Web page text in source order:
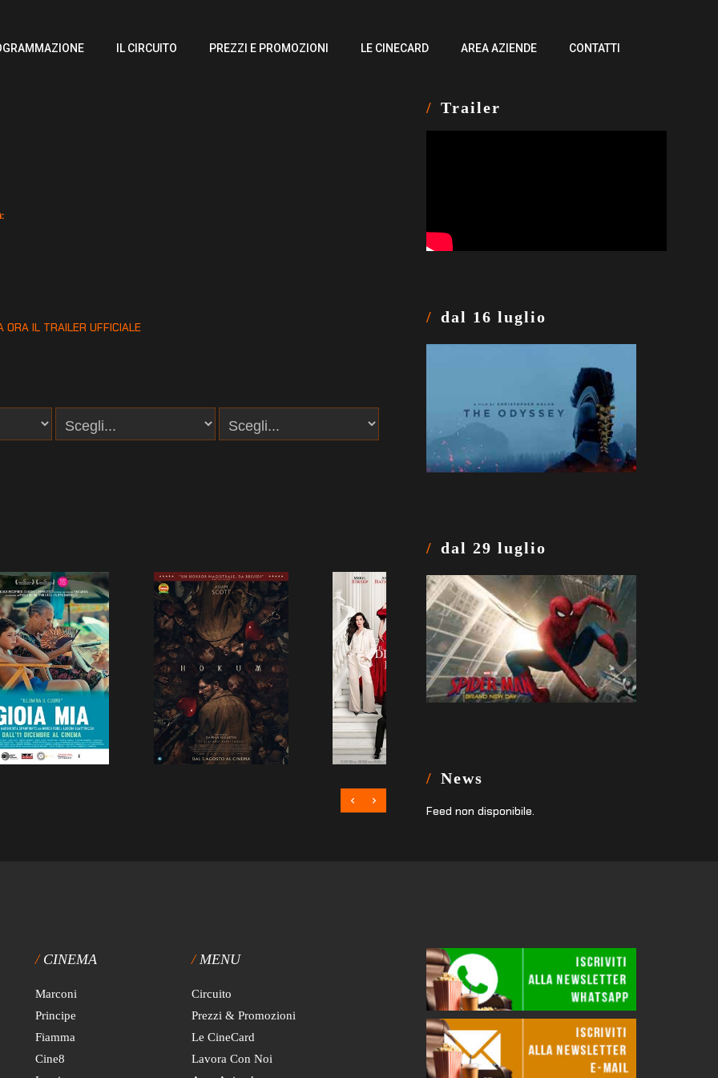
IL CIRCUITO PREZZI E PROMOZIONI LE CINECARD AREA AZIENDE CONTATTI
ORA IL TRAILER UFFICIALE
Trailer
dal 16 luglio
dal 29 luglio
News
Feed non disponibile.
CINEMA
Marconi
Principe
Fiamma
Cine8
MENU
Circuito
Prezzi & Promozioni
Le CineCard
Lavora Con Noi